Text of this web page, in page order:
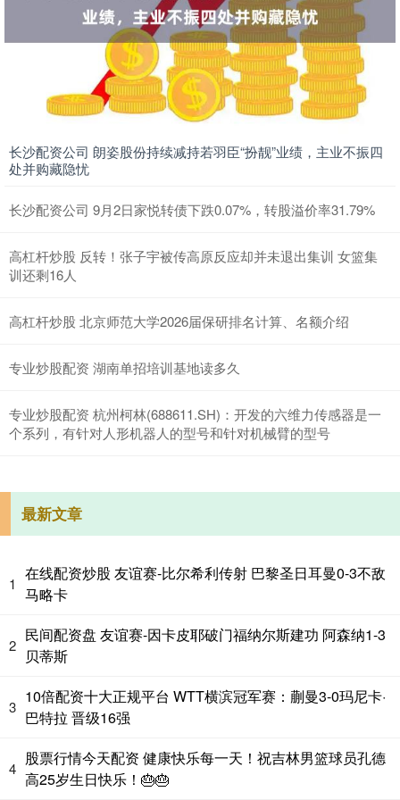
长沙配资公司 朗姿股份持续减持若羽臣“扮靓”业绩，主业不振四
处并购藏隐忧
长沙配资公司 9月2日家悦转债下跌0.07%，转股溢价率31.79%
高杠杆炒股 反转！张子宇被传高原反应却并未退出集训 女篮集
训还剩16人
高杠杆炒股 北京师范大学2026届保研排名计算、名额介绍
专业炒股配资 湖南单招培训基地读多久
专业炒股配资 杭州柯林(688611.SH)：开发的六维力传感器是一
个系列，有针对人形机器人的型号和针对机械臂的型号
最新文章
1
在线配资炒股 友谊赛-比尔希利传射 巴黎圣日耳曼0-3不敌
马略卡
2
民间配资盘 友谊赛-因卡皮耶破门福纳尔斯建功 阿森纳1-3
贝蒂斯
3
10倍配资十大正规平台 WTT横滨冠军赛：蒯曼3-0玛尼卡·
巴特拉 晋级16强
4
股票行情今天配资 健康快乐每一天！祝吉林男篮球员孔德
高25岁生日快乐！🎂🎂